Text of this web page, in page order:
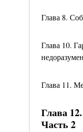
Глава 8.
Глава 10.
Глава 11.
Глава
Часть 2